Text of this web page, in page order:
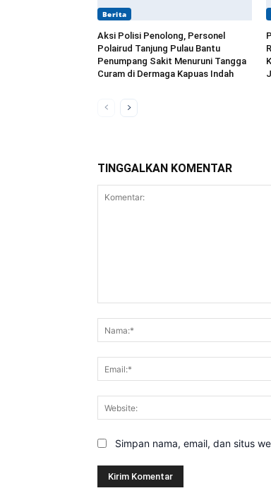
Berita
Aksi Polisi Penolong, Personel
Polairud Tanjung Pulau Bantu
Penumpang Sakit Menuruni Tangga
Curam di Dermaga Kapuas Indah
TINGGALKAN KOMENTAR
Simpan nama, email, dan situs